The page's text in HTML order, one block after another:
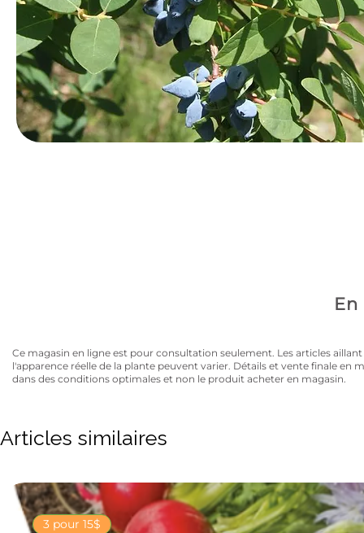
Ce magasin en ligne est pour consultation seulement. Les articles
l'apparence réelle de la plante peuvent varier. Détails et vente finale
dans des conditions optimales et non le produit acheter en magasin.
Articles similaires
3 pour 15$